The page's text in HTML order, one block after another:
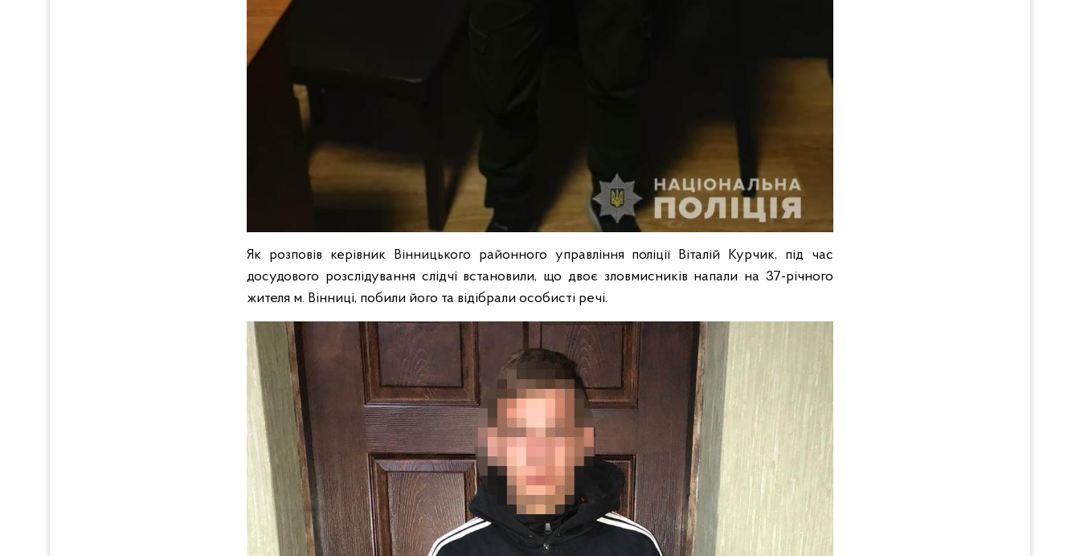
Як розповів керівник Вінницького районного управління поліції Віталій Курчик, під час
досудового розслідування слідчі встановили, що двоє зловмисників напали на 37-річного
жителя м. Вінниці, побили його та відібрали особисті речі.